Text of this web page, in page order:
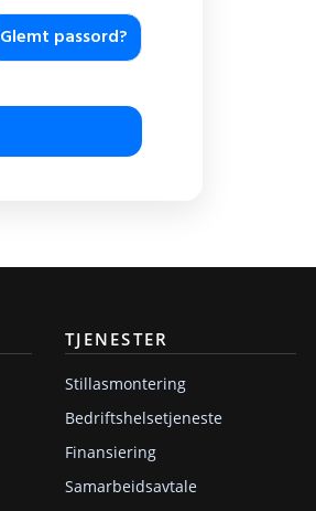
Glemt passord?
TJENESTER
Stillasmontering
Bedriftshelsetjeneste
Finansiering
Samarbeidsavtale